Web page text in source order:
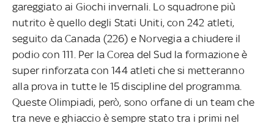
gareggiato ai Giochi invernali. Lo squadrone più
nutrito è quello degli Stati Uniti, con 242 atleti,
seguito da Canada (226) e Norvegia a chiudere il
podio con 111. Per la Corea del Sud la formazione è
super rinforzata con 144 atleti che si metteranno
alla prova in tutte le 15 discipline del programma.
Queste Olimpiadi, però, sono orfane di un team che
tra neve e ghiaccio è sempre stato tra i primi nel